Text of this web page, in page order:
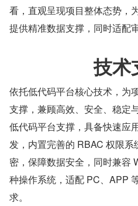
看，直观呈现项目整体态势，
提供精准数据支撑，同时适配
技术
依托低代码平台核心技术，为
支撑，兼顾高效、安全、稳定
低代码平台支撑，具备快速应
发，内置完善的 RBAC 权限
密，保障数据安全，同时兼容
种操作系统，适配 PC、APP
求。